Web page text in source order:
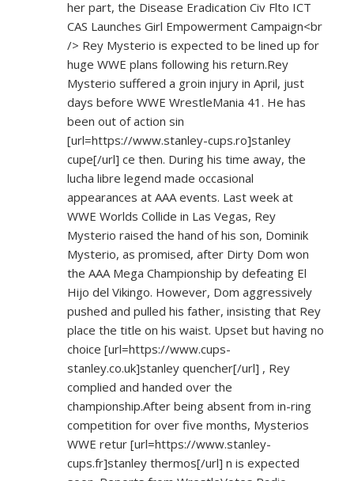
her part, the Disease Eradication Civ Flto ICT
CAS Launches Girl Empowerment Campaign<br
/> Rey Mysterio is expected to be lined up for
huge WWE plans following his return.Rey
Mysterio suffered a groin injury in April, just
days before WWE WrestleMania 41. He has
been out of action sin
[url=https://www.stanley-cups.ro]stanley
cupe[/url] ce then. During his time away, the
lucha libre legend made occasional
appearances at AAA events. Last week at
WWE Worlds Collide in Las Vegas, Rey
Mysterio raised the hand of his son, Dominik
Mysterio, as promised, after Dirty Dom won
the AAA Mega Championship by defeating El
Hijo del Vikingo. However, Dom aggressively
pushed and pulled his father, insisting that Rey
place the title on his waist. Upset but having no
choice [url=https://www.cups-
stanley.co.uk]stanley quencher[/url] , Rey
complied and handed over the
championship.After being absent from in-ring
competition for over five months, Mysterios
WWE retur [url=https://www.stanley-
cups.fr]stanley thermos[/url] n is expected